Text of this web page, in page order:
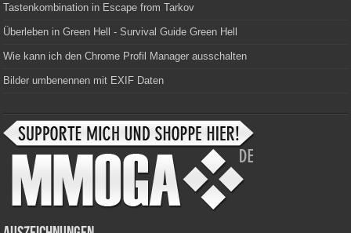
Tastenkombination in Escape from Tarkov
Überleben in Green Hell - Survival Guide Green Hell
Wie kann ich den Chrome Profil Manager ausschalten
Bilder umbenennen mit EXIF Daten